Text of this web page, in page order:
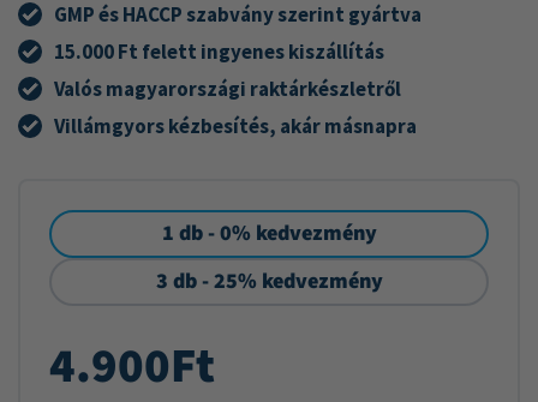
GMP és HACCP szabvány szerint gyártva
15.000 Ft felett ingyenes kiszállítás
Valós magyarországi raktárkészletről
Villámgyors kézbesítés, akár másnapra
1 db - 0% kedvezmény
3 db - 25% kedvezmény
4.900Ft